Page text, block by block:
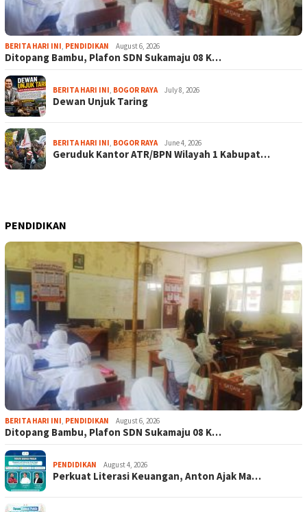
BERITA HARI INI, PENDIDIKAN August 6, 2026
Ditopang Bambu, Plafon SDN Sukamaju 08 K…
BERITA HARI INI, BOGOR RAYA July 8, 2026
Dewan Unjuk Taring
BERITA HARI INI, BOGOR RAYA June 4, 2026
Geruduk Kantor ATR/BPN Wilayah 1 Kabupat…
PENDIDIKAN
BERITA HARI INI, PENDIDIKAN August 6, 2026
Ditopang Bambu, Plafon SDN Sukamaju 08 K…
PENDIDIKAN August 4, 2026
Perkuat Literasi Keuangan, Anton Ajak Ma…